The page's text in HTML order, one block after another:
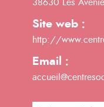
38630 Les
Site web :
http://
Email :